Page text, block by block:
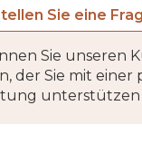
Sie eine
Sie unseren
der Sie mit einer
unterstützen